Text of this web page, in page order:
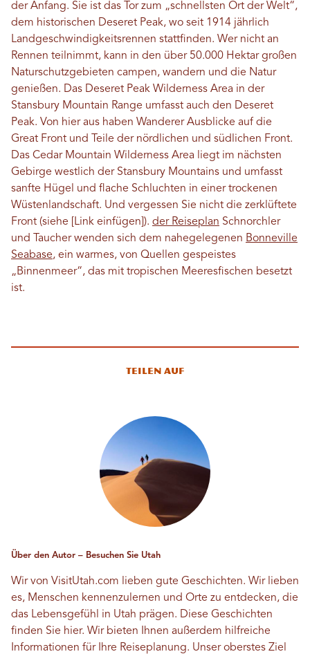
der Anfang. Sie ist das Tor zum „schnellsten Ort der Welt“,
dem historischen Deseret Peak, wo seit 1914 jährlich
Landgeschwindigkeitsrennen stattfinden. Wer nicht an
Rennen teilnimmt, kann in den über 50.000 Hektar großen
Naturschutzgebieten campen, wandern und die Natur
genießen. Das Deseret Peak Wilderness Area in der
Stansbury Mountain Range umfasst auch den Deseret
Peak. Von hier aus haben Wanderer Ausblicke auf die
Great Front und Teile der nördlichen und südlichen Front.
Das Cedar Mountain Wilderness Area liegt im nächsten
Gebirge westlich der Stansbury Mountains und umfasst
sanfte Hügel und flache Schluchten in einer trockenen
Wüstenlandschaft. Und vergessen Sie nicht die zerklüftete
Front (siehe [Link einfügen]). der Reiseplan Schnorchler
und Taucher wenden sich dem nahegelegenen Bonneville
Seabase, ein warmes, von Quellen gespeistes
„Binnenmeer“, das mit tropischen Meeresfischen besetzt
ist.
Teilen auf
Über den Autor – Besuchen Sie Utah
Wir von VisitUtah.com lieben gute Geschichten. Wir lieben
es, Menschen kennenzulernen und Orte zu entdecken, die
das Lebensgefühl in Utah prägen. Diese Geschichten
finden Sie hier. Wir bieten Ihnen außerdem hilfreiche
Informationen für Ihre Reiseplanung. Unser oberstes Ziel